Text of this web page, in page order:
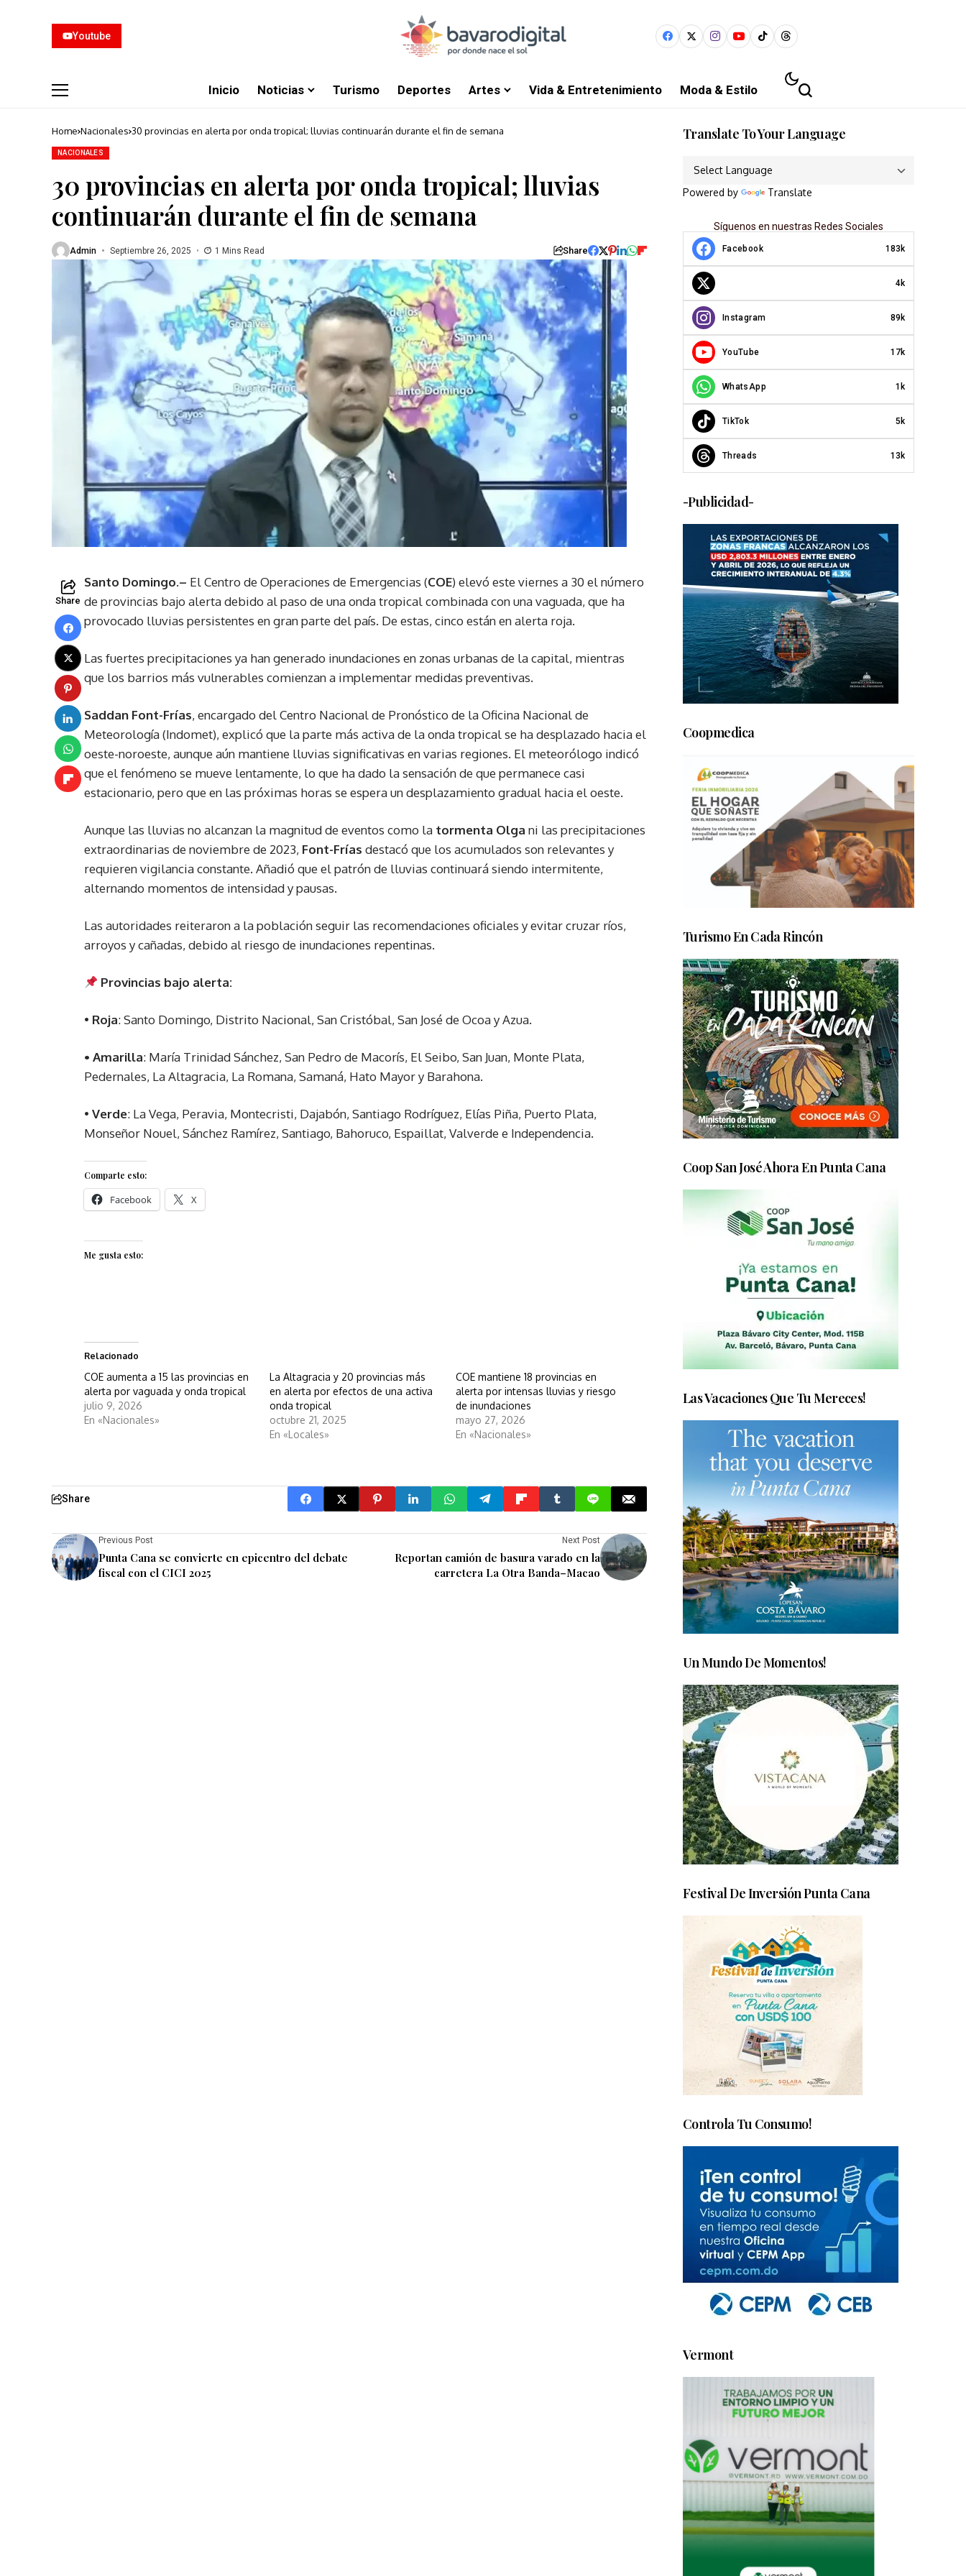
Youtube
Inicio Noticias Turismo Deportes Artes Vida & Entretenimiento Moda & Estilo
Home Nacionales 30 provincias en alerta por onda tropical; lluvias continuarán durante el fin de semana
NACIONALES
30 provincias en alerta por onda tropical; lluvias
continuarán durante el fin de semana
Admin Septiembre 26, 2025 1 Mins Read Share
Share
Santo Domingo.– El Centro de Operaciones de Emergencias (COE) elevó este viernes a 30 el número
de provincias bajo alerta debido al paso de una onda tropical combinada con una vaguada, que ha
provocado lluvias persistentes en gran parte del país. De estas, cinco están en alerta roja.
Las fuertes precipitaciones ya han generado inundaciones en zonas urbanas de la capital, mientras
que los barrios más vulnerables comienzan a implementar medidas preventivas.
Saddan Font-Frías, encargado del Centro Nacional de Pronóstico de la Oficina Nacional de
Meteorología (Indomet), explicó que la parte más activa de la onda tropical se ha desplazado hacia el
oeste-noroeste, aunque aún mantiene lluvias significativas en varias regiones. El meteorólogo indicó
que el fenómeno se mueve lentamente, lo que ha dado la sensación de que permanece casi
estacionario, pero que en las próximas horas se espera un desplazamiento gradual hacia el oeste.
Aunque las lluvias no alcanzan la magnitud de eventos como la tormenta Olga ni las precipitaciones
extraordinarias de noviembre de 2023, Font-Frías destacó que los acumulados son relevantes y
requieren vigilancia constante. Añadió que el patrón de lluvias continuará siendo intermitente,
alternando momentos de intensidad y pausas.
Las autoridades reiteraron a la población seguir las recomendaciones oficiales y evitar cruzar ríos,
arroyos y cañadas, debido al riesgo de inundaciones repentinas.
Provincias bajo alerta:
• Roja: Santo Domingo, Distrito Nacional, San Cristóbal, San José de Ocoa y Azua.
• Amarilla: María Trinidad Sánchez, San Pedro de Macorís, El Seibo, San Juan, Monte Plata,
Pedernales, La Altagracia, La Romana, Samaná, Hato Mayor y Barahona.
• Verde: La Vega, Peravia, Montecristi, Dajabón, Santiago Rodríguez, Elías Piña, Puerto Plata,
Monseñor Nouel, Sánchez Ramírez, Santiago, Bahoruco, Espaillat, Valverde e Independencia.
Comparte esto:
Facebook X
Me gusta esto:
Relacionado
COE aumenta a 15 las provincias en
alerta por vaguada y onda tropical
julio 9, 2026
En «Nacionales»
La Altagracia y 20 provincias más
en alerta por efectos de una activa
onda tropical
octubre 21, 2025
En «Locales»
COE mantiene 18 provincias en
alerta por intensas lluvias y riesgo
de inundaciones
mayo 27, 2026
En «Nacionales»
Share
Previous Post
Punta Cana se convierte en epicentro del debate
fiscal con el CICI 2025
Next Post
Reportan camión de basura varado en la
carretera La Otra Banda–Macao
Translate To Your Language
Powered by Translate
Síguenos en nuestras Redes Sociales
Facebook 183k
4k
Instagram 89k
YouTube 17k
WhatsApp 1k
TikTok 5k
Threads 13k
-Publicidad-
Coopmedica
Turismo En Cada Rincón
Coop San José Ahora En Punta Cana
Las Vacaciones Que Tu Mereces!
Un Mundo De Momentos!
Festival De Inversión Punta Cana
Controla Tu Consumo!
Vermont